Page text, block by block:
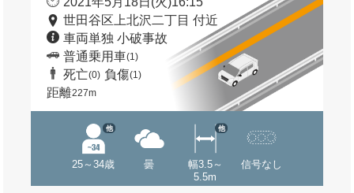
世田谷区上北沢二丁目 付近
車両単独 小破事故
普通乗用車(1)
死亡(0) 負傷(1)
距離227m
25～34歳
他
曇
幅3.5～
5.5m
他
信号なし